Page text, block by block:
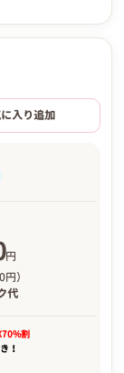
入り追加
円
）
代
割
！